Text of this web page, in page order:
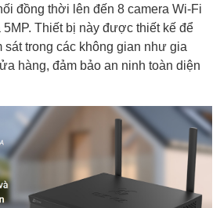
đồng thời lên đến 8 camera Wi-Fi
Thiết bị này được thiết kế để
trong các không gian như gia
hàng, đảm bảo an ninh toàn diện